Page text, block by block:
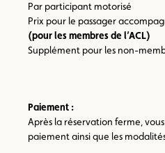
Par participant
Prix pour le passager
(pour les membres de l’ACL)
Supplément pour les non-
Paiement :
Après la réservation ferme,
paiement ainsi que les